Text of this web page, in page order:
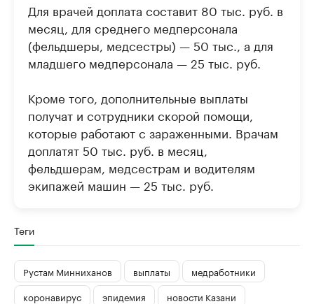
Для врачей доплата составит 80 тыс. руб. в
месяц, для среднего медперсонала
(фельдшеры, медсестры) — 50 тыс., а для
младшего медперсонала — 25 тыс. руб.
Кроме того, дополнительные выплаты
получат и сотрудники скорой помощи,
которые работают с зараженными. Врачам
доплатят 50 тыс. руб. в месяц,
фельдшерам, медсестрам и водителям
экипажей машин — 25 тыс. руб.
Теги
Рустам Минниханов выплаты
медработники
коронавирус
эпидемия
новости Казани